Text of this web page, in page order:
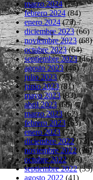
marzo 2024(77)
febrero 2024(84)
enero 2024(75)
diciembre 2023(66)
noviembre 2023(68)
octubre 2023(64)
septiembre 2023(46)
agosto 2023(46)
julio 2023(75)
junio 2023(81)
mayo 2023(83)
abril 2023(66)
marzo 2023(62)
febrero 2023(63)
enero 2023(74)
diciembre 2022(73)
noviembre 2022(76)
octubre 2022(65)
septiembre 2022(35)
agosto 2022 (41)